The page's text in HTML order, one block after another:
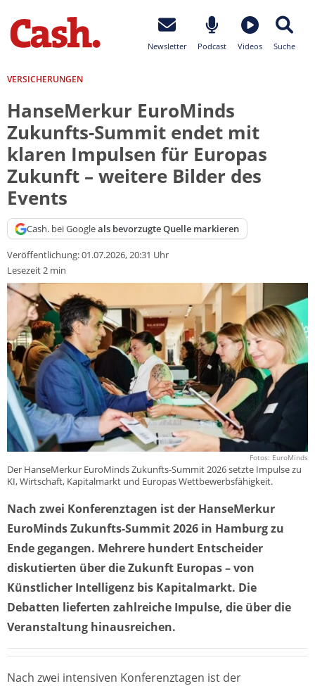
Newsletter Podcast Videos Suche
VERSICHERUNGEN
HanseMerkur EuroMinds
Zukunfts-Summit endet mit
klaren Impulsen für Europas
Zukunft – weitere Bilder des
Events
Cash. bei Googleals bevorzugte Quelle markieren
Veröffentlichung:01.07.2026, 20:31 Uhr
Lesezeit 2 min
Fotos: EuroMinds
Der HanseMerkur EuroMinds Zukunfts-Summit 2026 setzte Impulse zu
KI, Wirtschaft, Kapitalmarkt und Europas Wettbewerbsfähigkeit.
Nach zwei Konferenztagen ist der HanseMerkur
EuroMinds Zukunfts-Summit 2026 in Hamburg zu
Ende gegangen. Mehrere hundert Entscheider
diskutierten über die Zukunft Europas – von
Künstlicher Intelligenz bis Kapitalmarkt. Die
Debatten lieferten zahlreiche Impulse, die über die
Veranstaltung hinausreichen.
Nach zwei intensiven Konferenztagen ist der